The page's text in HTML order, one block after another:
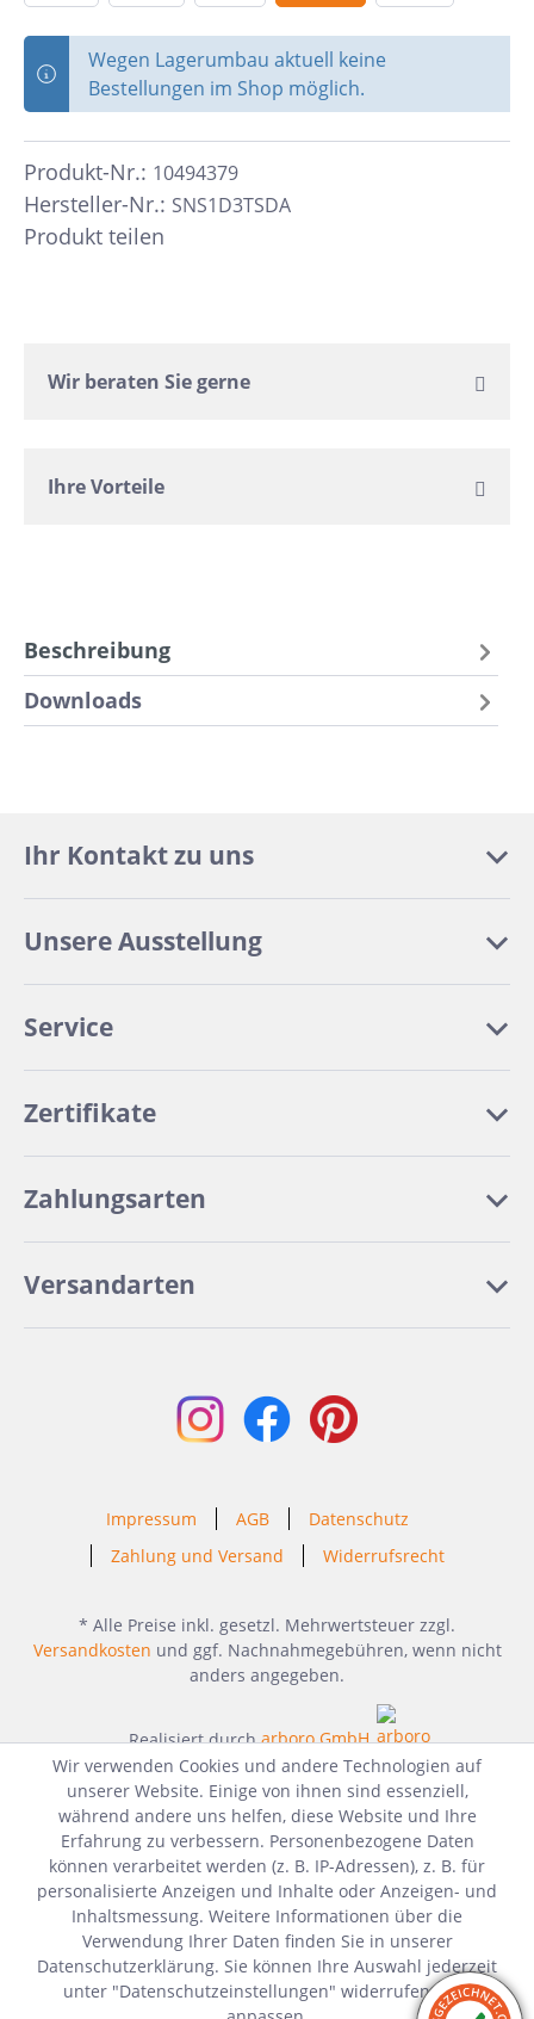
Wegen Lagerumbau aktuell keine
Bestellungen im Shop möglich.
Hersteller-Nr.: SNS1D3TSDA
Produkt-Nr.: 10494379
Produkt teilen
Wir beraten Sie gerne
Ihre Vorteile
Beschreibung
Downloads
Ihr Kontakt zu uns
Unsere Ausstellung
Service
Zertifikate
Zahlungsarten
Versandarten
Impressum AGB
Datenschutz
Zahlung und Versand
Widerrufsrecht
* Alle Preise inkl. gesetzl. Mehrwertsteuer zzgl.
Versandkosten und ggf. Nachnahmegebühren, wenn nicht
anders angegeben.
Realisiert durcharboro GmbH
Wir verwenden Cookies und andere Technologien auf
unserer Website. Einige von ihnen sind essenziell,
während andere uns helfen, diese Website und Ihre
Erfahrung zu verbessern. Personenbezogene Daten
können verarbeitet werden (z. B. IP-Adressen), z. B. für
personalisierte Anzeigen und Inhalte oder Anzeigen- und
Inhaltsmessung. Weitere Informationen über die
Verwendung Ihrer Daten finden Sie in unserer
Datenschutzerklärung. Sie können Ihre Auswahl jederzeit
unter "Datenschutzeinstellungen" widerrufen oder